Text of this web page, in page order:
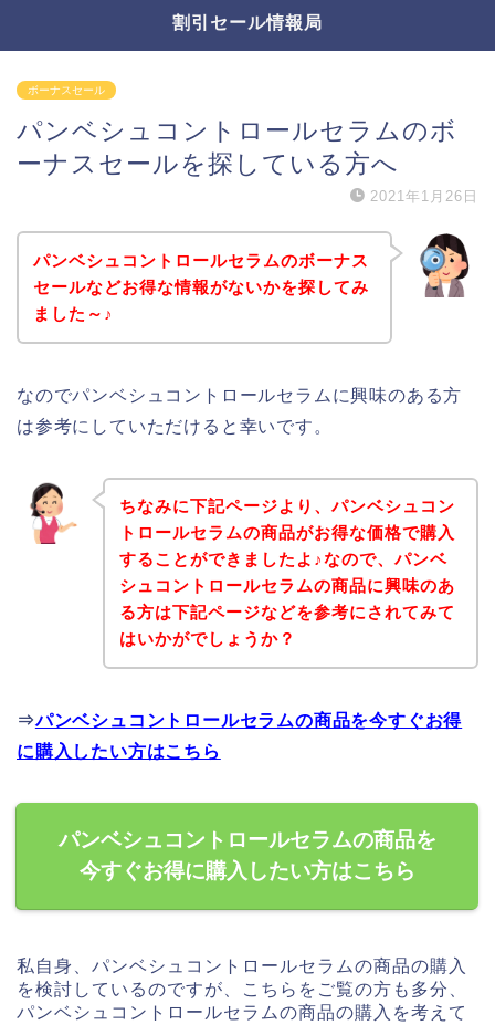
割引セール情報局
ボーナスセール
パンベシュコントロールセラムのボ
ーナスセールを探している方へ
2021年1月26日
パンベシュコントロールセラムのボーナス
セールなどお得な情報がないかを探してみ
ました～♪
なのでパンベシュコントロールセラムに興味のある方
は参考にしていただけると幸いです。
ちなみに下記ページより、パンベシュコン
トロールセラムの商品がお得な価格で購入
することができましたよ♪なので、パンベ
シュコントロールセラムの商品に興味のあ
る方は下記ページなどを参考にされてみて
はいかがでしょうか？
⇒パンベシュコントロールセラムの商品を今すぐお得
に購入したい方はこちら
パンベシュコントロールセラムの商品を
今すぐお得に購入したい方はこちら
私自身、パンベシュコントロールセラムの商品の購入
を検討しているのですが、こちらをご覧の方も多分、
パンベシュコントロールセラムの商品の購入を考えて